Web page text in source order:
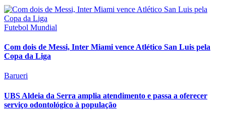
Futebol Mundial
Com dois de Messi, Inter Miami vence Atlético San Luis pela
Copa da Liga
Barueri
UBS Aldeia da Serra amplia atendimento e passa a oferecer
serviço odontológico à população